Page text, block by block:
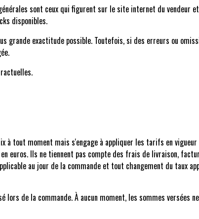
sont ceux qui figurent sur le site internet du vendeur
disponibles.
grande exactitude possible. Toutefois, si des erreurs ou
à tout moment mais s'engage à appliquer les tarifs en
euros. Ils ne tiennent pas compte des frais de livraison,
au jour de la commande et tout changement du taux
de la commande. À aucun moment, les sommes versées